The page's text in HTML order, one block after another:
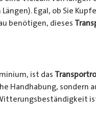
Egal, ob Sie
benötigen, dieses
ist das
Handhabung, sondern